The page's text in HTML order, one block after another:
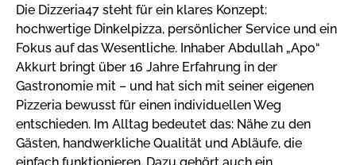
Die Dizzeria47 steht für ein klares Konzept:
hochwertige Dinkelpizza, persönlicher Service und ein
Fokus auf das Wesentliche. Inhaber Abdullah „Apo“
Akkurt bringt über 16 Jahre Erfahrung in der
Gastronomie mit – und hat sich mit seiner eigenen
Pizzeria bewusst für einen individuellen Weg
entschieden. Im Alltag bedeutet das: Nähe zu den
Gästen, handwerkliche Qualität und Abläufe, die